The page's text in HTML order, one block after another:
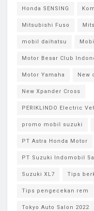
Honda SENSING
Mitsubishi Fuso
mobil daihatsu
Motor Besar Club
Motor Yamaha New
New Xpander Cross
PERIKLINDO Electric
promo mobil suzuki
PT Astra Honda Motor
PT Suzuki Indomobil
Suzuki XL7 Tips
Tips pengecekan rem
Tokyo Auto Salon 2022